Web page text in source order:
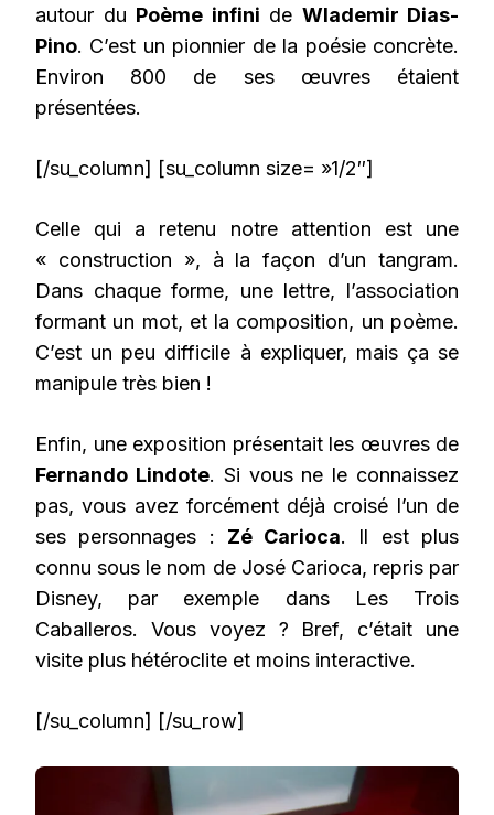
autour du Poème infini de Wlademir Dias-
Pino. C’est un pionnier de la poésie concrète.
Environ 800 de ses œuvres étaient
présentées.
[/su_column] [su_column size= »1/2″]
Celle qui a retenu notre attention est une
« construction », à la façon d’un tangram.
Dans chaque forme, une lettre, l’association
formant un mot, et la composition, un poème.
C’est un peu difficile à expliquer, mais ça se
manipule très bien !
Enfin, une exposition présentait les œuvres de
Fernando Lindote. Si vous ne le connaissez
pas, vous avez forcément déjà croisé l’un de
ses personnages : Zé Carioca. Il est plus
connu sous le nom de José Carioca, repris par
Disney, par exemple dans Les Trois
Caballeros. Vous voyez ? Bref, c’était une
visite plus hétéroclite et moins interactive.
[/su_column] [/su_row]